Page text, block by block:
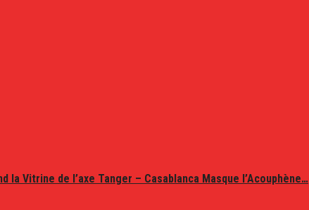
la Vitrine de l’axe Tanger – Casablanca Masque l’Acouphène…